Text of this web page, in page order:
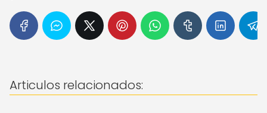
Articulos relacionados: